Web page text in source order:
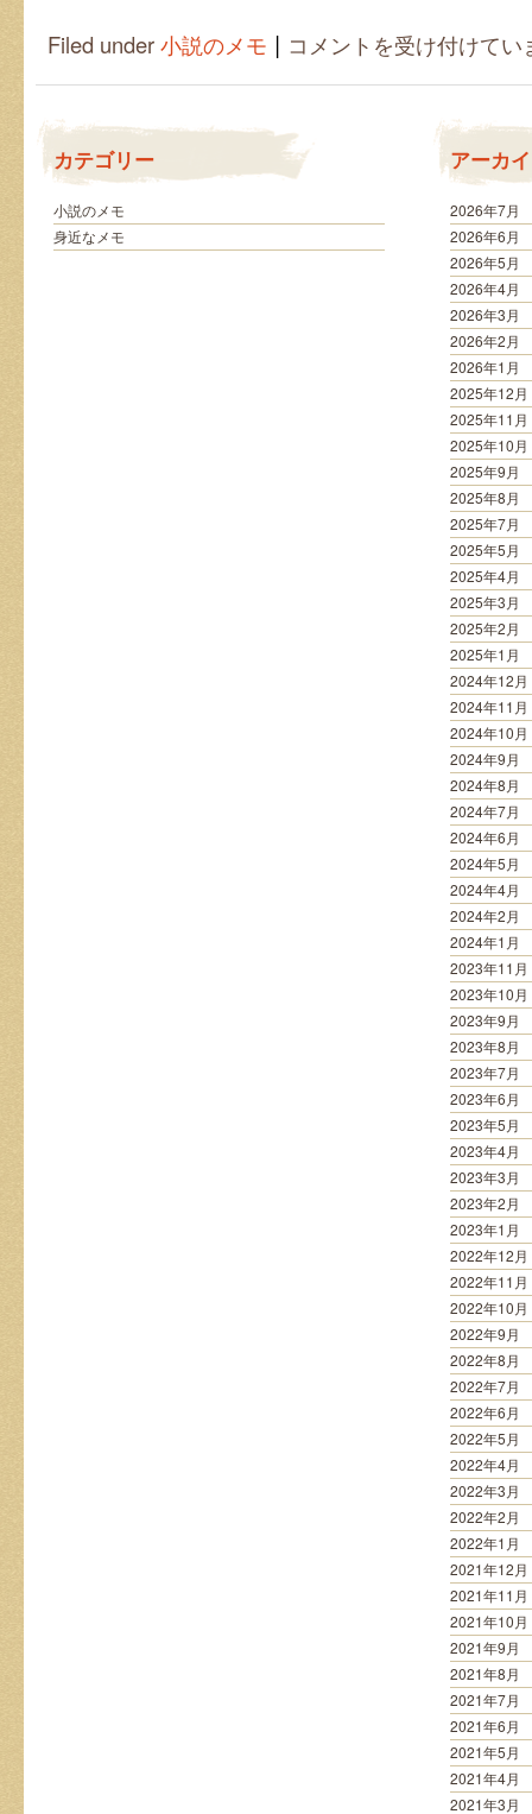
Filed under小説のメモ |
空
腹
を
も
す
食
コメントを受け付けてい
カテゴリー
小説のメモ
身近なメモ
アーカ
2026年7月
2026年6月
2026年5月
2026年4月
2026年3月
2026年2月
2026年1月
2025年12月
2025年11月
2025年10月
2025年9月
2025年8月
2025年7月
2025年5月
2025年4月
2025年3月
2025年2月
2025年1月
2024年12月
2024年11月
2024年10月
2024年9月
2024年8月
2024年7月
2024年6月
2024年5月
2024年4月
2024年2月
2024年1月
2023年11月
2023年10月
2023年9月
2023年8月
2023年7月
2023年6月
2023年5月
2023年4月
2023年3月
2023年2月
2023年1月
2022年12月
2022年11月
2022年10月
2022年9月
2022年8月
2022年7月
2022年6月
2022年5月
2022年4月
2022年3月
2022年2月
2022年1月
2021年12月
2021年11月
2021年10月
2021年9月
2021年8月
2021年7月
2021年6月
2021年5月
2021年4月
2021年3月